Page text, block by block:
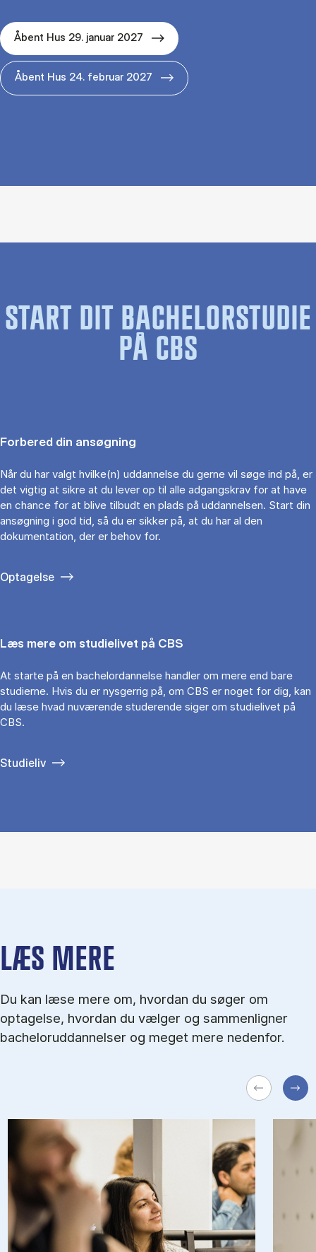
Åbent Hus 29. januar 2027
Åbent Hus 24. februar 2027
START DIT BACHELORSTUDIE
PÅ CBS
Forbered din ansøgning
Når du har valgt hvilke(n) uddannelse du gerne vil søge ind på, er
det vigtig at sikre at du lever op til alle adgangskrav for at have
en chance for at blive tilbudt en plads på uddannelsen. Start din
ansøgning i god tid, så du er sikker på, at du har al den
dokumentation, der er behov for.
Optagelse
Læs mere om studielivet på CBS
At starte på en bachelordannelse handler om mere end bare
studierne. Hvis du er nysgerrig på, om CBS er noget for dig, kan
du læse hvad nuværende studerende siger om studielivet på
CBS.
Studieliv
LÆS MERE
Du kan læse mere om, hvordan du søger om
optagelse, hvordan du vælger og sammenligner
bacheloruddannelser og meget mere nedenfor.